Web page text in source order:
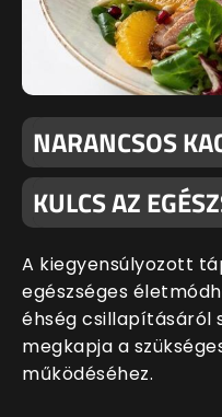
NARANCSOS
KULCS AZ
A kiegyensúlyozott
egészséges
éhség csillapításáról
megkapja a
működéséhez.